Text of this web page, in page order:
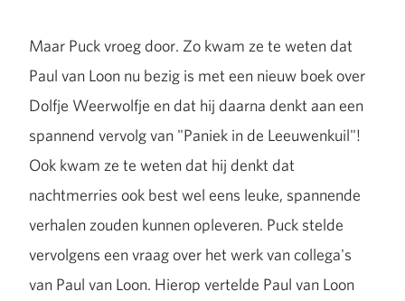
Maar Puck vroeg door. Zo kwam ze te weten dat
Paul van Loon nu bezig is met een nieuw boek over
Dolfje Weerwolfje en dat hij daarna denkt aan een
spannend vervolg van "Paniek in de Leeuwenkuil"!
Ook kwam ze te weten dat hij denkt dat
nachtmerries ook best wel eens leuke, spannende
verhalen zouden kunnen opleveren. Puck stelde
vervolgens een vraag over het werk van collega's
van Paul van Loon. Hierop vertelde Paul van Loon